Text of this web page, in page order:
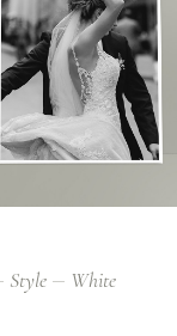
Style White